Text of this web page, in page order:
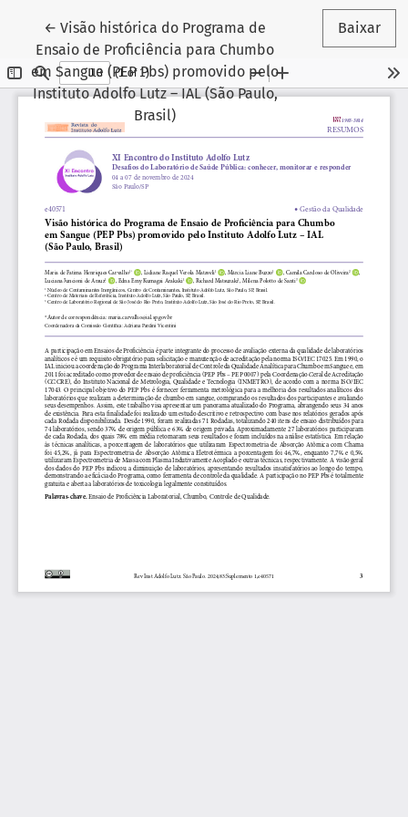
←Voltar aos Detalhes do Artigo
Visão histórica do Programa de
Ensaio de Proficiência para Chumbo
em Sangue (PEP Pbs) promovido pelo
Instituto Adolfo Lutz – IAL (São Paulo,
Brasil)
Baixar